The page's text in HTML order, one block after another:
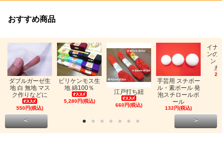
おすすめ商品
ダブルガーゼ生
地 白 無地 マス
ク作りなどに
550円(税込)
ビリケンモス生
地 綿100％
5,280円(税込)
江戸打ち紐
660円(税込)
手芸用 スチボー
ル・素ボール 発
泡スチロールボ
ール
132円(税込)
イナ
ンの
ン
糸
< >